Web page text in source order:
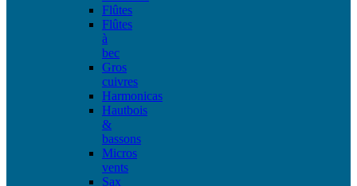
Flûtes
Flûtes
à
bec
Gros
cuivres
Harmonicas
Hautbois
&
bassons
Micros
vents
Sax